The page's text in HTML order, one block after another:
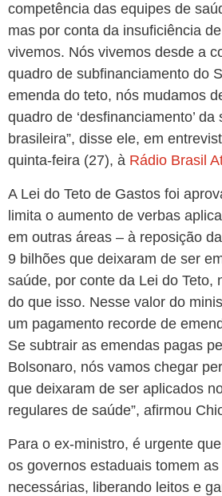
competência das equipes de
mas por conta da insuficiência
vivemos. Nós vivemos desde a
quadro de subfinanciamento do
emenda do teto, nós mudamos
quadro de ‘desfinanciamento’
brasileira”, disse ele, em
quinta-feira (27), à Rádio Brasil
A Lei do Teto de Gastos foi
limita o aumento de verbas
em outras áreas – à reposição
9 bilhões que deixaram de ser
saúde, por conte da Lei do Teto,
do que isso. Nesse valor do
um pagamento recorde de
Se subtrair as emendas pagas
Bolsonaro, nós vamos chegar
que deixaram de ser aplicados
regulares de saúde”, afirmou
Para o ex-ministro, é urgente
os governos estaduais tomem
necessárias, liberando leitos e